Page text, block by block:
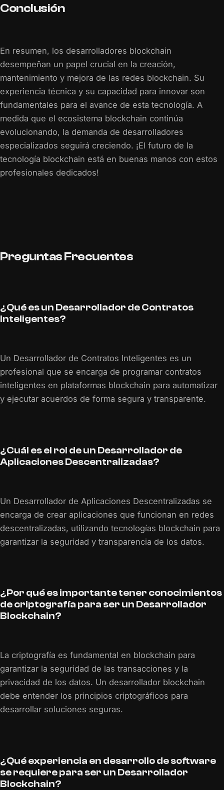
Conclusión
En resumen, los desarrolladores blockchain
desempeñan un papel crucial en la creación,
mantenimiento y mejora de las redes blockchain. Su
experiencia técnica y su capacidad para innovar son
fundamentales para el avance de esta tecnología. A
medida que el ecosistema blockchain continúa
evolucionando, la demanda de desarrolladores
especializados seguirá creciendo. ¡El futuro de la
tecnología blockchain está en buenas manos con estos
profesionales dedicados!
Preguntas Frecuentes
¿Qué es un Desarrollador de Contratos
Inteligentes?
Un Desarrollador de Contratos Inteligentes es un
profesional que se encarga de programar contratos
inteligentes en plataformas blockchain para automatizar
y ejecutar acuerdos de forma segura y transparente.
¿Cuál es el rol de un Desarrollador de
Aplicaciones Descentralizadas?
Un Desarrollador de Aplicaciones Descentralizadas se
encarga de crear aplicaciones que funcionan en redes
descentralizadas, utilizando tecnologías blockchain para
garantizar la seguridad y transparencia de los datos.
¿Por qué es importante tener conocimientos
de criptografía para ser un Desarrollador
Blockchain?
La criptografía es fundamental en blockchain para
garantizar la seguridad de las transacciones y la
privacidad de los datos. Un desarrollador blockchain
debe entender los principios criptográficos para
desarrollar soluciones seguras.
¿Qué experiencia en desarrollo de software
se requiere para ser un Desarrollador
Blockchain?